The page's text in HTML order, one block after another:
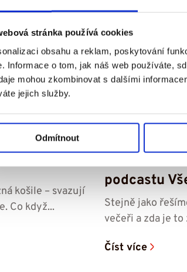
stránka používá cookies
obsahu a reklam, poskytování
Informace o tom, jak náš web používáte,
mohou zkombinovat s dalšími
jejich služby.
Odmítnout
košile – svazují
Co když...
podcastu
Stejně jako
večeři a zda je
Číst více